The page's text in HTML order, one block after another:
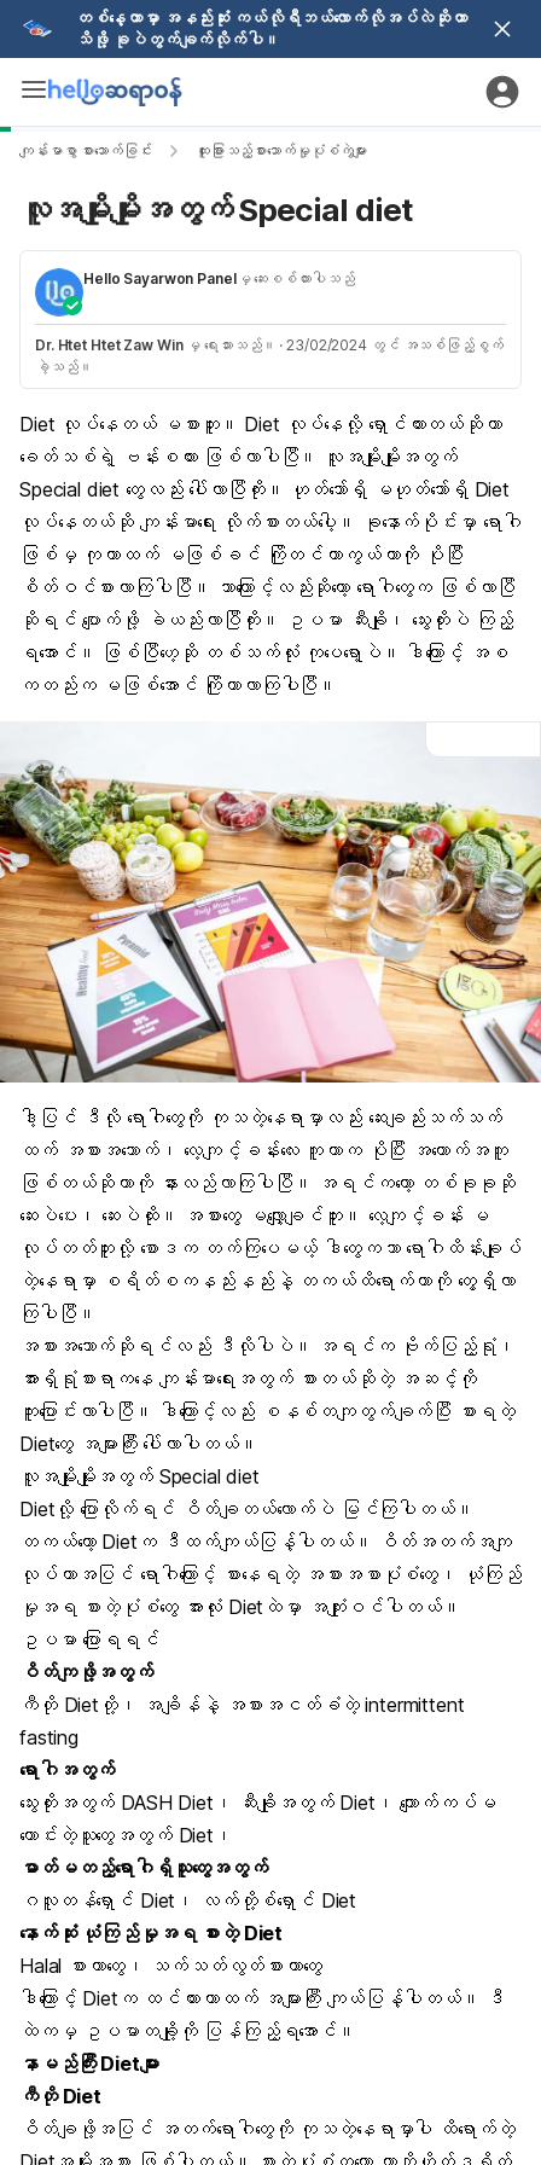
တစ်နေ့တာမှာ အနည်းဆုံး ကယ်လိုရီဘယ်လောက်လိုအပ်လဲဆိုတာ
သိဖို့ ခုပဲတွက်ချက်လိုက်ပါ။
ကျန်းမာစွာ စားသောက်ခြင်း ထူးခြားသည့်စားသောက်မှုပုံစံကွဲများ
လူအမျိုးမျိုးအတွက် Special diet
Hello Sayarwon Panelမှ ဆေးစစ်ထားပါသည်
Dr. Htet Htet Zaw Winမှ ရေးသားသည်။ · 23/02/2024 တွင် အသစ်ဖြည့်စွက်
ခဲ့သည်။
Diet လုပ်နေတယ် မစားဘူး။ Diet လုပ်နေလို့ ရှောင်ထားတယ်ဆိုတာ
ခေတ်သစ်ရဲ့ ဗန်းစကား ဖြစ်လာပါပြီ။ လူအမျိုးမျိုးအတွက်
Special diet တွေလည်း ပေါ်လာပြီကိုး။ ဟုတ်သော်ရှိ မဟုတ်သော်ရှိ Diet
လုပ်နေတယ်ဆို ကျန်းမာရေး လိုက်စားတယ်ပေါ့။ ခုနောက်ပိုင်းမှာ ရောဂါ
ဖြစ်မှ ကုတာထက် မဖြစ်ခင် ကြိုတင်ကာကွယ်တာကို ပိုပြီး
စိတ်ဝင်စားလာကြပါပြီ။ ဘာကြောင့်လည်းဆိုတော့ ရောဂါတွေက ဖြစ်လာပြီ
ဆိုရင် ပျောက်ဖို့ ခဲယည်းလာပြီကိုး။ ဥပမာ ဆီးချို၊ သွေးတိုးပဲ ကြည့်
ရအောင်။ ဖြစ်ပြီဟေ့ဆို တစ်သက်လုံး ကုပေရော့ပဲ။ ဒါကြောင့် အစ
ကတည်းက မဖြစ်အောင် ကြိုကာလာကြပါပြီ။
ဒါ့ပြင် ဒီလို ရောဂါတွေကို ကုသတဲ့နေရာမှာလည်း ဆေးချည်းသက်သက်
ထက် အစားအသောက်၊ လေ့ကျင့်ခန်းလေး ကူတာက ပိုပြီး အထောက်အကူ
ဖြစ်တယ်ဆိုတာကို နားလည်လာကြပါပြီ။ အရင်ကတော့ တစ်ခုခုဆို
ဆေးပဲပေး၊ ဆေးပဲထိုး။ အစားတွေ မလျှော့ချင်ဘူး။ လေ့ကျင့်ခန်း မ
လုပ်တတ်ဘူးလို့ စောဒက တက်ကြပေမယ့် ဒါတွေကသာ ရောဂါထိန်းချုပ်
တဲ့နေရာမှာ စရိတ်စကနည်းနည်းနဲ့ တကယ်ထိရောက်တာကို တွေ့ရှိလာ
ကြပါပြီ။
အစားအသောက်ဆိုရင်လည်း ဒီလိုပါပဲ။ အရင်က ဗိုက်ပြည့်ရုံ၊
အားရှိရုံစားရာကနေ ကျန်းမာရေးအတွက် စားတယ်ဆိုတဲ့ အဆင့်ကို
ကူးပြောင်းလာပါပြီ။ ဒါကြောင့်လည်း စနစ်တကျတွက်ချက်ပြီး စားရတဲ့
Dietတွေ အများကြီး ပေါ်လာပါတယ်။
လူအမျိုးမျိုးအတွက် Special diet
Dietလို့ ပြောလိုက်ရင် ဝိတ်ချ တယ်လောက်ပဲ မြင်ကြပါတယ်။
တကယ်တော့ Dietက ဒီထက်ကျယ်ပြန့်ပါတယ်။ ဝိတ်အတက်အကျ
လုပ်တာအပြင် ရောဂါကြောင့် စားနေရတဲ့ အစားအစာပုံစံတွေ၊ ယုံကြည်
မှုအရ စားတဲ့ပုံစံတွေ အားလုံး Dietထဲမှာ အကျုံးဝင်ပါတယ်။
ဥပမာ ပြောရရင်
ဝိတ်ကျဖို့အတွက်
ကီတို Diet တို့၊ အချိန်နဲ့ အစားအငတ်ခံတဲ့intermittent
fasting
ရောဂါအတွက်
သွေးတိုးအတွက် DASH Diet၊ ဆီးချိုအတွက် Diet၊ ကျောက်ကပ်မ
ကောင်းတဲ့သူတွေအတွက် Diet၊
ဓာတ်မတည့်ရောဂါရှိသူတွေအတွက်
ဂလူတန်ရှောင် Diet ၊ လက်တို့စ်ရှောင် Diet
နောက်ဆုံး ယုံကြည်မှုအရ စားတဲ့ Diet
Halal စားတာတွေ၊
သက်သတ်လွတ်စား တာတွေ
ဒါကြောင့် Dietက ထင်ထားတာထက် အများကြီး ကျယ်ပြန့်ပါတယ်။ ဒီ
ထဲကမှ ဥပမာတချို့ကို ပြန်ကြည့်ရအောင်။
နာမည်ကြီး Dietများ
ကီတို Diet
ဝိတ်ချဖို့အပြင် အတက်ရောဂါတွေကို ကုသတဲ့နေရာမှာပါ ထိရောက်တဲ့